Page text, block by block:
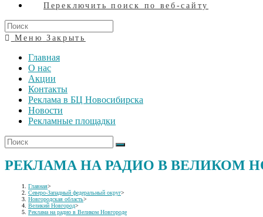
Переключить поиск по веб-сайту
Меню Закрыть
Главная
О нас
Акции
Контакты
Реклама в БЦ Новосибирска
Новости
Рекламные площадки
РЕКЛАМА НА РАДИО В ВЕЛИКОМ
Главная>
Северо-Западный федеральный округ>
Новгородская область>
Великий Новгород>
Реклама на радио в Великом Новгороде